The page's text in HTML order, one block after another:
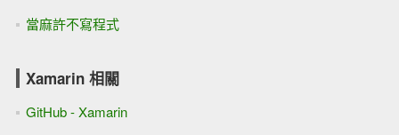
當麻許不寫程式
Xamarin 相關
GitHub - Xamarin